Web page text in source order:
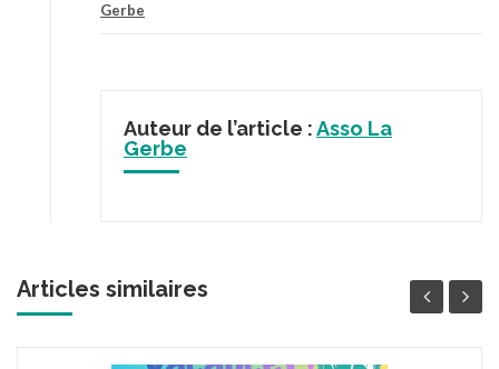
Gerbe
Auteur de l’article :Asso La
Gerbe
Articles similaires